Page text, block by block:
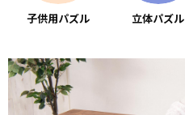
子供用パズル 立体パズル